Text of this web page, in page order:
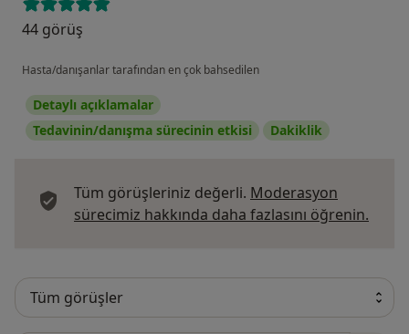
44 görüş
Hasta/danışanlar tarafından en çok bahsedilen
Detaylı açıklamalar
Tedavinin/danışma sürecinin etkisi
Dakiklik
Tüm görüşleriniz değerli. Moderasyon
sürecimiz hakkında daha fazlasını öğrenin.